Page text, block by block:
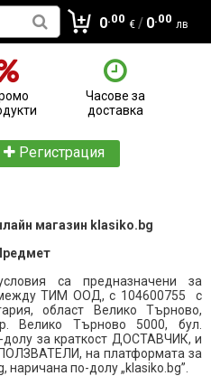
0.00 € / 0.00 лв
Часове за
доставка
Регистрация
магазин klasiko. bg
са предназначени за
между ТИМ ООД, с 104600755 с
област Велико Търново,
Велико Търново 5000, бул.
за краткост ДОСТАВЧИК, и
на платформата за
наричана по-долу „klasiko.bg”.